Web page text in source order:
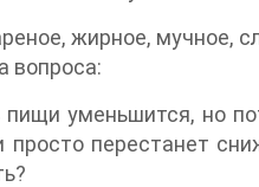
жирное, мучное,
вопроса:
пищи уменьшится, но
перестанет